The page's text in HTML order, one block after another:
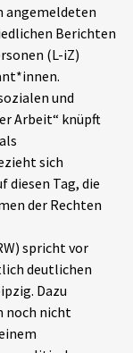
angemeldeten
Berichten
(L-iZ)
und
Arbeit“ knüpft
sich
diesen Tag, die
der Rechten
spricht vor
deutlichen
Dazu
noch nicht